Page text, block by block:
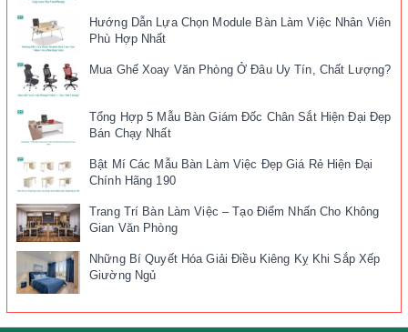
Hướng Dẫn Lựa Chọn Module Bàn Làm Việc Nhân Viên
Phù Hợp Nhất
Mua Ghế Xoay Văn Phòng Ở Đâu Uy Tín, Chất Lượng?
Tổng Hợp 5 Mẫu Bàn Giám Đốc Chân Sắt Hiện Đại Đẹp
Bán Chạy Nhất
Bật Mí Các Mẫu Bàn Làm Việc Đẹp Giá Rẻ Hiện Đại
Chính Hãng 190
Trang Trí Bàn Làm Việc – Tạo Điểm Nhấn Cho Không
Gian Văn Phòng
Những Bí Quyết Hóa Giải Điều Kiêng Kỵ Khi Sắp Xếp
Giường Ngủ